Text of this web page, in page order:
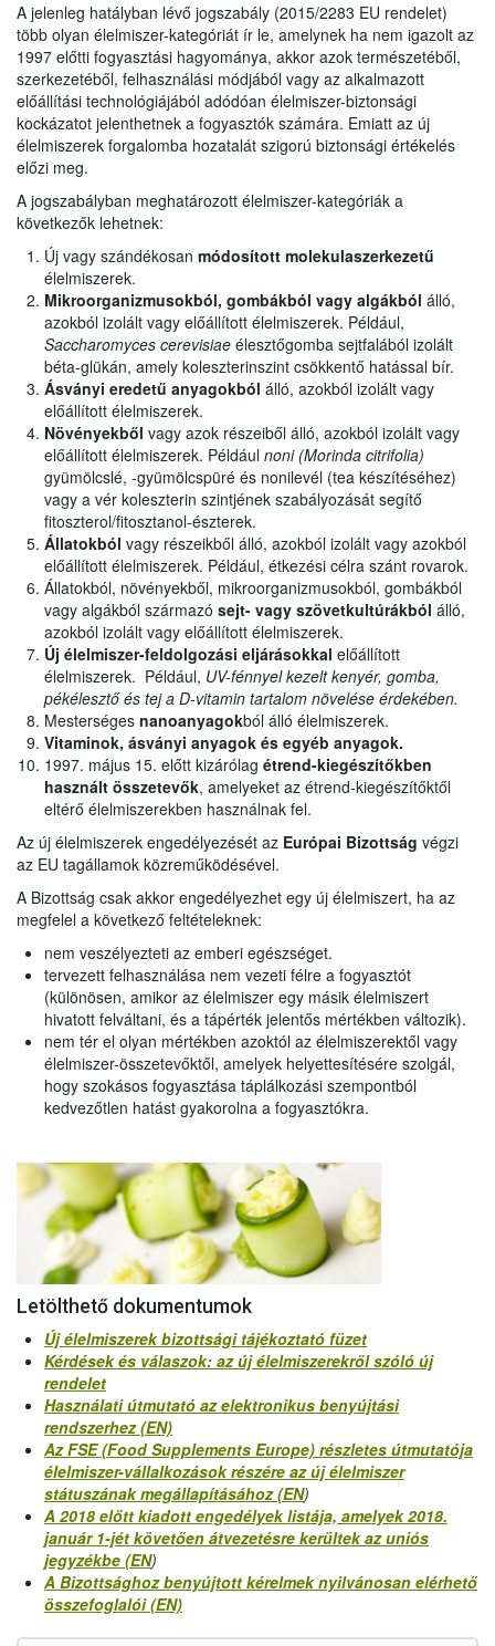
A jelenleg hatályban lévő jogszabály (2015/2283 EU rendelet)
több olyan élelmiszer-kategóriát ír le, amelynek ha nem igazolt az
1997 előtti fogyasztási hagyománya, akkor azok természetéből,
szerkezetéből, felhasználási módjából vagy az alkalmazott
előállítási technológiájából adódóan élelmiszer-biztonsági
kockázatot jelenthetnek a fogyasztók számára. Emiatt az új
élelmiszerek forgalomba hozatalát szigorú biztonsági értékelés
előzi meg.
A jogszabályban meghatározott élelmiszer-kategóriák a
következők lehetnek:
Új vagy szándékosan módosított molekulaszerkezetű
élelmiszerek.
Mikroorganizmusokból, gombákból vagy algákból álló,
azokból izolált vagy előállított élelmiszerek. Például,
Saccharomyces cerevisiae élesztőgomba sejtfalából izolált
béta-glükán, amely koleszterinszint csökkentő hatással bír.
Ásványi eredetű anyagokból álló, azokból izolált vagy
előállított élelmiszerek.
Növényekből vagy azok részeiből álló, azokból izolált vagy
előállított élelmiszerek. Például noni (Morinda citrifolia)
gyümölcslé, -gyümölcspüré és nonilevél (tea készítéséhez)
vagy a vér koleszterin szintjének szabályozását segítő
fitoszterol/fitosztanol-észterek.
Állatokból vagy részeikből álló, azokból izolált vagy azokból
előállított élelmiszerek. Például, étkezési célra szánt rovarok.
Állatokból, növényekből, mikroorganizmusokból, gombákból
vagy algákból származó sejt- vagy szövetkultúrákból álló,
azokból izolált vagy előállított élelmiszerek.
Új élelmiszer-feldolgozási eljárásokkal előállított
élelmiszerek. Például, UV-fénnyel kezelt kenyér, gomba,
pékélesztő és tej a D-vitamin tartalom növelése érdekében.
Mesterséges nanoanyagokból álló élelmiszerek.
Vitaminok, ásványi anyagok és egyéb anyagok.
1997. május 15. előtt kizárólag étrend-kiegészítőkben
használt összetevők, amelyeket az étrend-kiegészítőktől
eltérő élelmiszerekben használnak fel.
Az új élelmiszerek engedélyezését az Európai Bizottság végzi
az EU tagállamok közreműködésével.
A Bizottság csak akkor engedélyezhet egy új élelmiszert, ha az
megfelel a következő feltételeknek:
nem veszélyezteti az emberi egészséget.
tervezett felhasználása nem vezeti félre a fogyasztót
(különösen, amikor az élelmiszer egy másik élelmiszert
hivatott felváltani, és a tápérték jelentős mértékben változik).
nem tér el olyan mértékben azoktól az élelmiszerektől vagy
élelmiszer-összetevőktől, amelyek helyettesítésére szolgál,
hogy szokásos fogyasztása táplálkozási szempontból
kedvezőtlen hatást gyakorolna a fogyasztókra.
Letölthető dokumentumok
Új élelmiszerek bizottsági tájékoztató füzet
Kérdések és válaszok: az új élelmiszerekről szóló új
rendelet
Használati útmutató az elektronikus benyújtási
rendszerhez (EN)
Az FSE (Food Supplements Europe) részletes útmutatója
élelmiszer-vállalkozások részére az új élelmiszer
státuszának megállapításához (EN)
A 2018 előtt kiadott engedélyek listája, amelyek 2018.
január 1-jét követően átvezetésre kerültek az uniós
jegyzékbe (EN)
A Bizottsághoz benyújtott kérelmek nyilvánosan elérhető
összefoglalói (EN)